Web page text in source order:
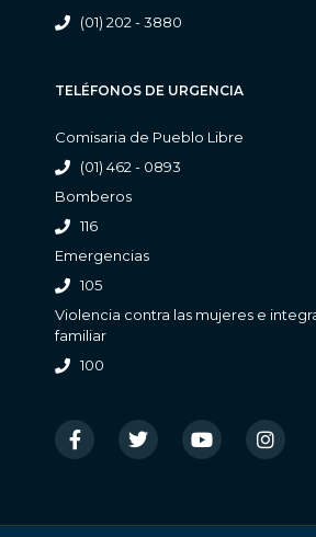
(01) 202 - 3880
TELÉFONOS DE URGENCIA
Comisaria de Pueblo Libre
(01) 462 - 0893
Bomberos
116
Emergencias
105
Violencia contra las mujeres e
familiar
100